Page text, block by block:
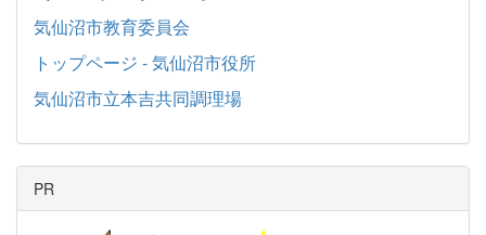
気仙沼市教育委員会
トップページ - 気仙沼市役所
気仙沼市立本吉共同調理場
PR